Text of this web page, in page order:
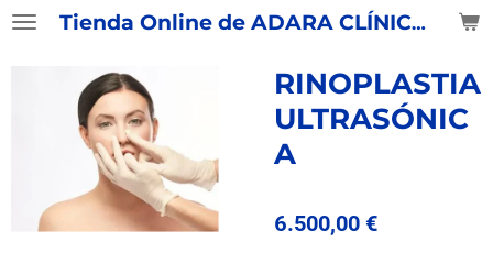
Ir
contenido
principal
Tienda Online de ADARA CLÍNICAS
RINOPLASTIA
ULTRASÓNIC
A
6.500,00 €